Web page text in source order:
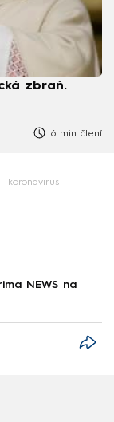
zbraň.
6 min čtení
koronavirus
NEWS na